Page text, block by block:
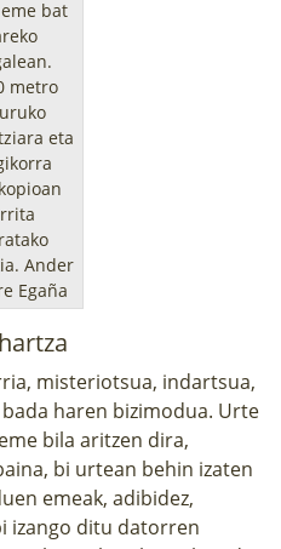
bat
metro
eta
Ander
Egaña
misteriotsua, indartsua,
haren bizimodua. Urte
bila aritzen dira,
bi urtean behin izaten
emeak, adibidez,
izango ditu datorren